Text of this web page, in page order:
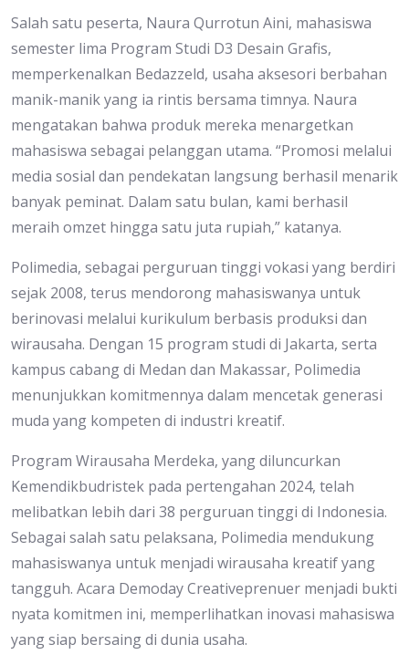
Salah satu peserta, Naura Qurrotun Aini, mahasiswa
semester lima Program Studi D3 Desain Grafis,
memperkenalkan Bedazzeld, usaha aksesori berbahan
manik-manik yang ia rintis bersama timnya. Naura
mengatakan bahwa produk mereka menargetkan
mahasiswa sebagai pelanggan utama. “Promosi melalui
media sosial dan pendekatan langsung berhasil menarik
banyak peminat. Dalam satu bulan, kami berhasil
meraih omzet hingga satu juta rupiah,” katanya.
Polimedia, sebagai perguruan tinggi vokasi yang berdiri
sejak 2008, terus mendorong mahasiswanya untuk
berinovasi melalui kurikulum berbasis produksi dan
wirausaha. Dengan 15 program studi di Jakarta, serta
kampus cabang di Medan dan Makassar, Polimedia
menunjukkan komitmennya dalam mencetak generasi
muda yang kompeten di industri kreatif.
Program Wirausaha Merdeka, yang diluncurkan
Kemendikbudristek pada pertengahan 2024, telah
melibatkan lebih dari 38 perguruan tinggi di Indonesia.
Sebagai salah satu pelaksana, Polimedia mendukung
mahasiswanya untuk menjadi wirausaha kreatif yang
tangguh. Acara Demoday Creativeprenuer menjadi bukti
nyata komitmen ini, memperlihatkan inovasi mahasiswa
yang siap bersaing di dunia usaha.